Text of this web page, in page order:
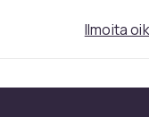
Ilmoita